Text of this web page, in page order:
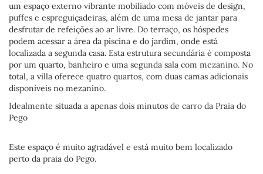
um espaço externo vibrante mobiliado com móveis de design,
puffes e espreguiçadeiras, além de uma mesa de jantar para
desfrutar de refeições ao ar livre. Do terraço, os hóspedes
podem acessar a área da piscina e do jardim, onde está
localizada a segunda casa. Esta estrutura secundária é composta
por um quarto, banheiro e uma segunda sala com mezanino. No
total, a villa oferece quatro quartos, com duas camas adicionais
disponíveis no mezanino.
Idealmente situada a apenas dois minutos de carro da Praia do
Pego
Este espaço é muito agradável e está muito bem localizado
perto da praia do Pego.